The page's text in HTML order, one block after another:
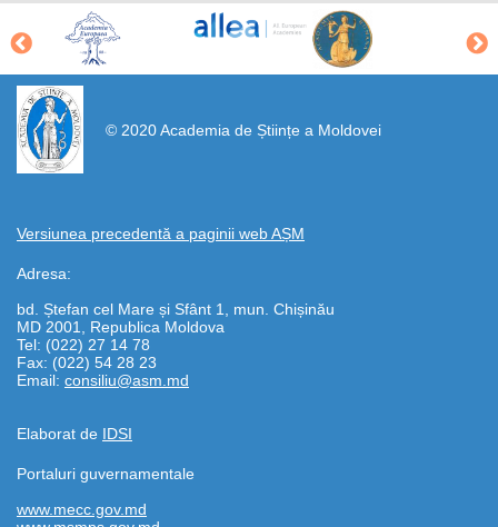
© 2020 Academia de Științe a Moldovei
Versiunea precedentă a paginii web AȘM
Adresa:
bd. Ștefan cel Mare și Sfânt 1, mun. Chișinău
MD 2001, Republica Moldova
Tel: (022) 27 14 78
Fax: (022) 54 28 23
Email: consiliu@asm.md
Elaborat de IDSI
https://propletenie.ru/
Portaluri guvernamentale
www.mecc.gov.md